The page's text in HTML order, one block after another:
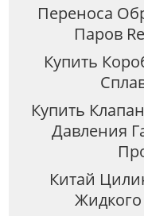
Переноса
Паров
Купить
Купить
Давления
Китай